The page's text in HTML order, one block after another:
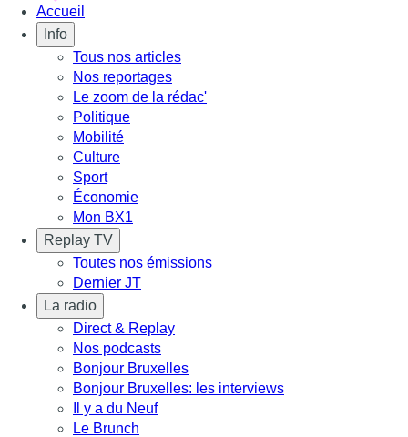
Accueil
Info
Tous nos articles
Nos reportages
Le zoom de la rédac'
Politique
Mobilité
Culture
Sport
Économie
Mon BX1
Replay TV
Toutes nos émissions
Dernier JT
La radio
Direct & Replay
Nos podcasts
Bonjour Bruxelles
Bonjour Bruxelles: les interviews
Il y a du Neuf
Le Brunch